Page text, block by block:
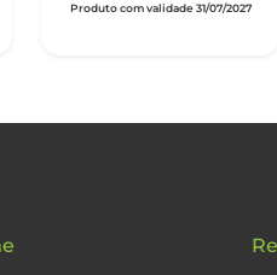
Produto com validade 31/07/2027